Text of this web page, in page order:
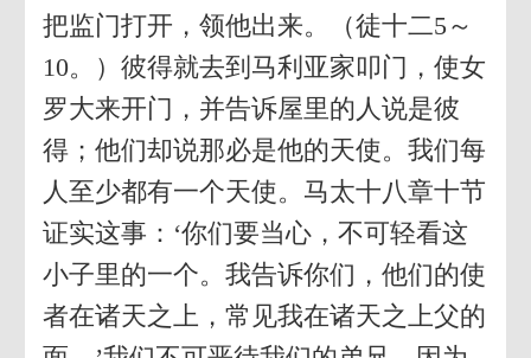
把监门打开，领他出来。（徒十二5～
10。）彼得就去到马利亚家叩门，使女
罗大来开门，并告诉屋里的人说是彼
得；他们却说那必是他的天使。我们每
人至少都有一个天使。马太十八章十节
证实这事：‘你们要当心，不可轻看这
小子里的一个。我告诉你们，他们的使
者在诸天之上，常见我在诸天之上父的